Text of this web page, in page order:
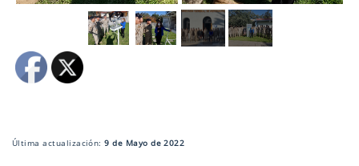
Última actualización:9 de Mayo de 2022